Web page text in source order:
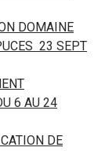
DOMAINE
23 SEPT
6 AU 24
DE